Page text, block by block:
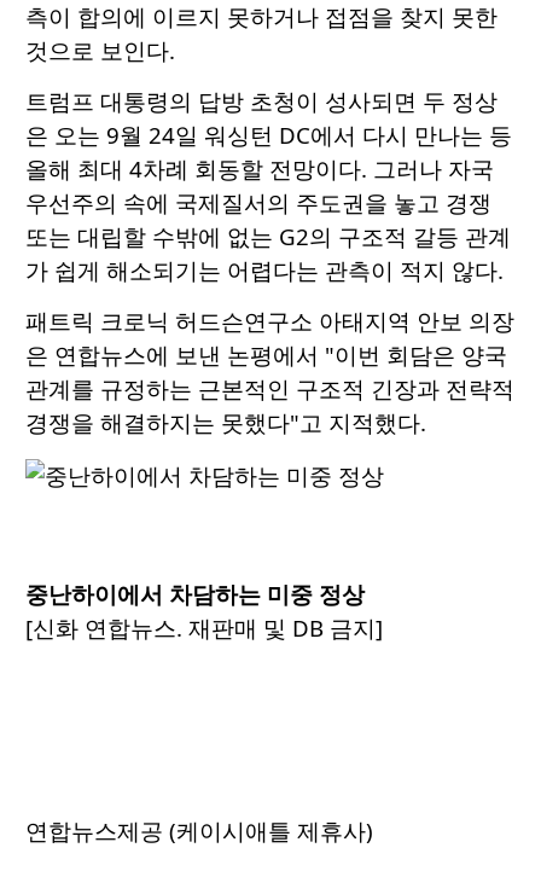
측이 합의에 이르지 못하거나 접점을 찾지 못한
것으로 보인다.
트럼프 대통령의 답방 초청이 성사되면 두 정상
은 오는 9월 24일 워싱턴 DC에서 다시 만나는 등
올해 최대 4차례 회동할 전망이다. 그러나 자국
우선주의 속에 국제질서의 주도권을 놓고 경쟁
또는 대립할 수밖에 없는 G2의 구조적 갈등 관계
가 쉽게 해소되기는 어렵다는 관측이 적지 않다.
패트릭 크로닉 허드슨연구소 아태지역 안보 의장
은 연합뉴스에 보낸 논평에서 "이번 회담은 양국
관계를 규정하는 근본적인 구조적 긴장과 전략적
경쟁을 해결하지는 못했다"고 지적했다.
중난하이에서 차담하는 미중 정상
[신화 연합뉴스. 재판매 및 DB 금지]
연합뉴스제공 (케이시애틀 제휴사)